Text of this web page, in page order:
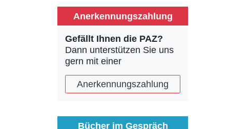
Anerkennungszahlung
Gefällt Ihnen die PAZ?
Dann unterstützen Sie uns
gern mit einer
Anerkennungszahlung
Bücher im Gespräch